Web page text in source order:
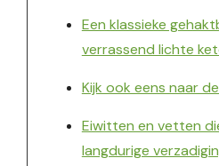
Een klassieke
verrassend lichte
Kijk ook eens naar
Eiwitten en vetten
langdurige